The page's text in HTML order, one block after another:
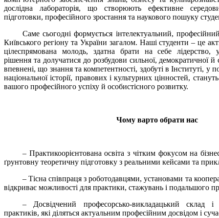
дослідна лабораторія, що створюють ефективне
підготовки, професійного зростання та наукового пошуку
Саме сьогодні формується інтелектуальний,
Київського регіону та України загалом. Наші студенти – це
цілеспрямована молодь, здатна брати на себе лідерство,
рішення та долучатися до розбудови сильної, демократичної
впевнені, що знання та компетентності, здобуті в Інституті, у
національної історії, правових і культурних цінностей,
вашого професійного успіху й особистісного розвитку.
Чому варто обрати нас
– Практикоорієнтована освіта з чітким фокусом на
ґрунтовну теоретичну підготовку з реальними кейсами та
– Тісна співпраця з роботодавцями, установами та
відкриває можливості для практики, стажувань і подальшого
– Досвідчений професорсько-викладацький склад і
практиків, які діляться актуальним професійним досвідом і